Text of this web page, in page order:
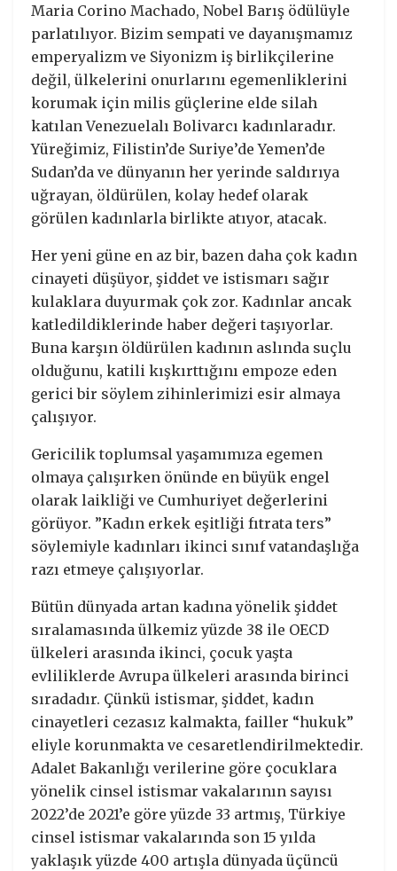
Maria Corino Machado, Nobel Barış ödülüyle
parlatılıyor. Bizim sempati ve dayanışmamız
emperyalizm ve Siyonizm iş birlikçilerine
değil, ülkelerini onurlarını egemenliklerini
korumak için milis güçlerine elde silah
katılan Venezuelalı Bolivarcı kadınlaradır.
Yüreğimiz, Filistin’de Suriye’de Yemen’de
Sudan’da ve dünyanın her yerinde saldırıya
uğrayan, öldürülen, kolay hedef olarak
görülen kadınlarla birlikte atıyor, atacak.
Her yeni güne en az bir, bazen daha çok kadın
cinayeti düşüyor, şiddet ve istismarı sağır
kulaklara duyurmak çok zor. Kadınlar ancak
katledildiklerinde haber değeri taşıyorlar.
Buna karşın öldürülen kadının aslında suçlu
olduğunu, katili kışkırttığını empoze eden
gerici bir söylem zihinlerimizi esir almaya
çalışıyor.
Gericilik toplumsal yaşamımıza egemen
olmaya çalışırken önünde en büyük engel
olarak laikliği ve Cumhuriyet değerlerini
görüyor. ”Kadın erkek eşitliği fıtrata ters”
söylemiyle kadınları ikinci sınıf vatandaşlığa
razı etmeye çalışıyorlar.
Bütün dünyada artan kadına yönelik şiddet
sıralamasında ülkemiz yüzde 38 ile OECD
ülkeleri arasında ikinci, çocuk yaşta
evliliklerde Avrupa ülkeleri arasında birinci
sıradadır. Çünkü istismar, şiddet, kadın
cinayetleri cezasız kalmakta, failler “hukuk”
eliyle korunmakta ve cesaretlendirilmektedir.
Adalet Bakanlığı verilerine göre çocuklara
yönelik cinsel istismar vakalarının sayısı
2022’de 2021’e göre yüzde 33 artmış, Türkiye
cinsel istismar vakalarında son 15 yılda
yaklaşık yüzde 400 artışla dünyada üçüncü